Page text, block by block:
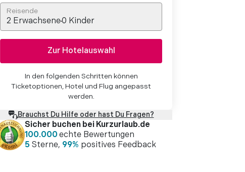
Reisende
2 Erwachsene0 Kinder
Zur Hotelauswahl
In den folgenden Schritten können
Ticketoptionen, Hotel und Flug angepasst
werden.
Brauchst Du Hilfe oder hast Du Fragen?
Sicher buchen bei Kurzurlaub.de
100.000echte Bewertungen
5Sterne, 99% positives Feedback